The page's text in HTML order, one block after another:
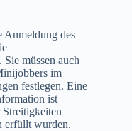
Anmeldung des
müssen auch
im
festlegen. Eine
ist
erfüllt wurden.